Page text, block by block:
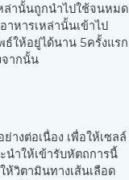
ล่านั้นถูกนำไปใช้จนหมด
หารเหล่านั้นเข้าไป
ธ์ให้อยู่ได้นาน 5ครั้งแรก
จากนั้น
างต่อเนื่อง เพื่อให้เซลล์
นำให้เข้ารับหัตถการนี้
ห้วิตามินทางเส้นเลือด